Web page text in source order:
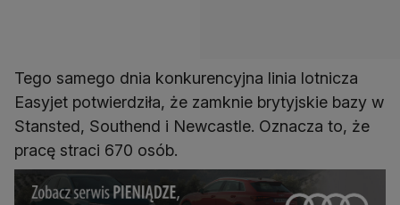
Tego samego dnia konkurencyjna linia lotnicza
Easyjet potwierdziła, że ​​zamknie brytyjskie bazy w
Stansted, Southend i Newcastle. Oznacza to, że
pracę straci 670 osób.